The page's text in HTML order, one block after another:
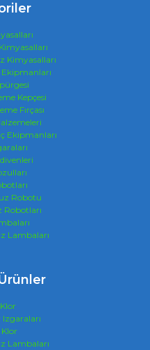
Kimyasalları
Kepçesi
Fırçası
Ekipmanları
Robotu
Robotları
Lambaları
Lambaları